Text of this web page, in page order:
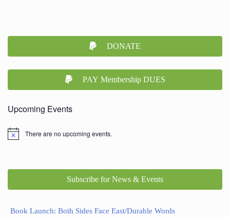
DONATE
PAY Membership DUES
Upcoming Events
There are no upcoming events.
Subscribe for News & Events
Book Launch: Both Sides Face East/Durable Words